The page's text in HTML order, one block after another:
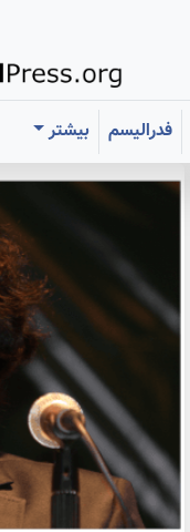
فدرالیسم
بیشتر